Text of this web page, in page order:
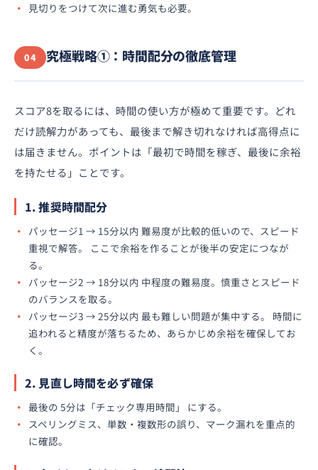
見切りをつけて次に進む勇気も必要。
04 究極戦略①：時間配分の徹底管理
スコア8を取るには、時間の使い方が極めて重要です。どれ
だけ読解力があっても、最後まで解き切れなければ高得点に
は届きません。ポイントは「最初で時間を稼ぎ、最後に余裕
を持たせる」ことです。
1. 推奨時間配分
パッセージ1 → 15分以内 難易度が比較的低いので、スピード
重視で解答。 ここで余裕を作ることが後半の安定につなが
る。
パッセージ2 → 18分以内 中程度の難易度。慎重さとスピード
のバランスを取る。
パッセージ3 → 25分以内 最も難しい問題が集中する。 時間に
追われると精度が落ちるため、あらかじめ余裕を確保してお
く。
2. 見直し時間を必ず確保
最後の 5分は「チェック専用時間」 にする。
スペリングミス、単数・複数形の誤り、マーク漏れを重点的
に確認。